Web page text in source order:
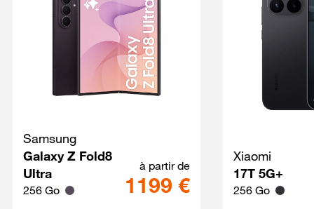
Samsung
Galaxy Z Fold8
Ultra
256 Go
Galaxy Z Fold8 Ultra
à partir de
1199 €
Xiaomi
17T 5G+
256 Go